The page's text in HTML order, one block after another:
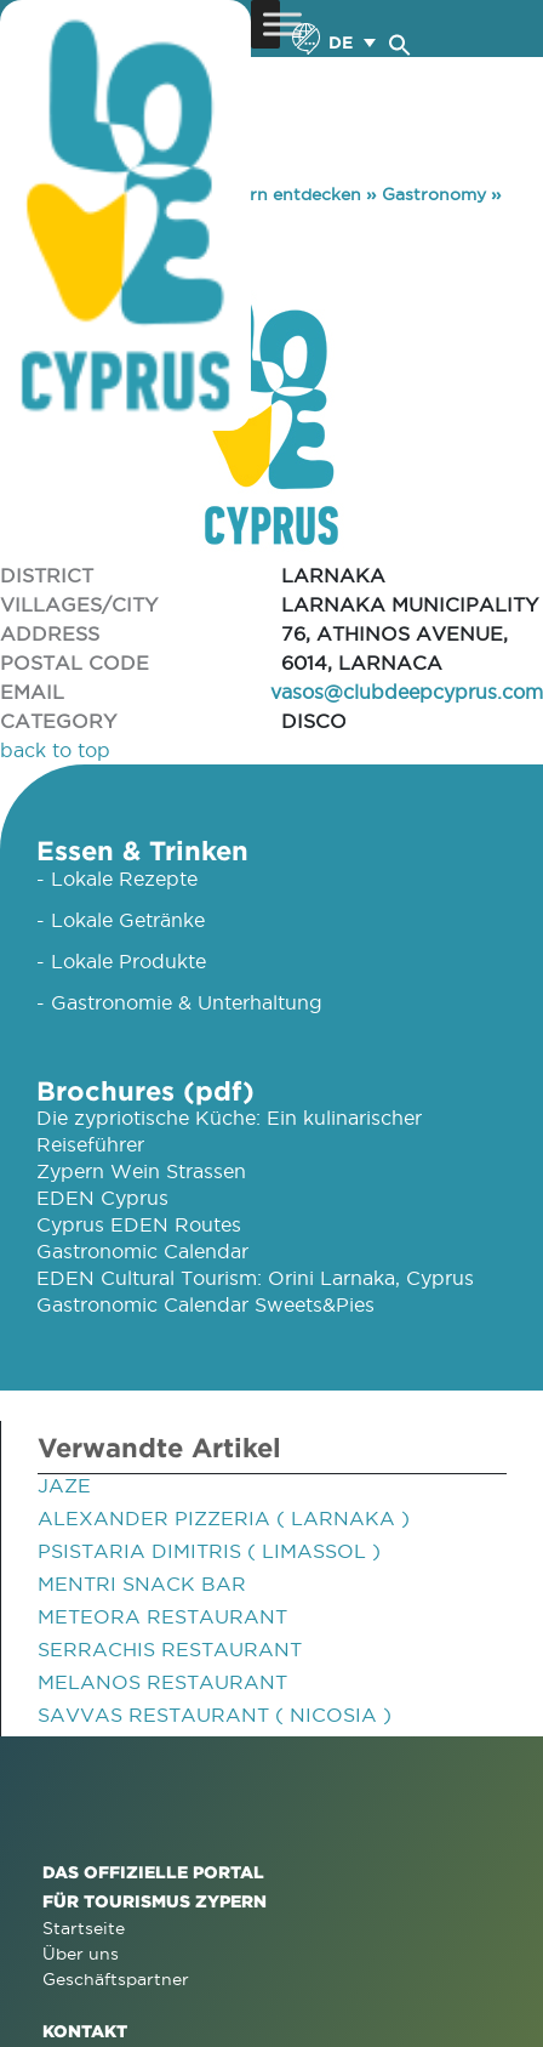
DE
You are here: Home »Zypern entdecken » Gastronomy»
CLUB DEEP
CLUB DEEP
DISTRICT
LARNAKA
VILLAGES/CITY
LARNAKA MUNICIPALITY
ADDRESS
76, ATHINOS AVENUE,
POSTAL CODE
6014, LARNACA
EMAIL
vasos@clubdeepcyprus.com
CATEGORY
DISCO
back to top
Essen & Trinken
- Lokale Rezepte
- Lokale Getränke
- Lokale Produkte
- Gastronomie & Unterhaltung
Brochures (pdf)
Die zypriotische Küche: Ein kulinarischer
Reiseführer
Zypern Wein Strassen
EDEN Cyprus
Cyprus EDEN Routes
Gastronomic Calendar
EDEN Cultural Tourism: Orini Larnaka, Cyprus
Gastronomic Calendar Sweets&Pies
Verwandte Artikel
JAZE
ALEXANDER PIZZERIA ( LARNAKA )
PSISTARIA DIMITRIS ( LIMASSOL )
MENTRI SNACK BAR
METEORA RESTAURANT
SERRACHIS RESTAURANT
MELANOS RESTAURANT
SAVVAS RESTAURANT ( NICOSIA )
DAS OFFIZIELLE PORTAL
FÜR TOURISMUS ZYPERN
Startseite
Über uns
Geschäftspartner
KONTAKT